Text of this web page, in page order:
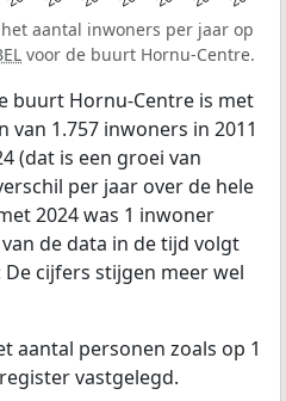
aantal inwoners per jaar op
voor de buurt Hornu-Centre.
buurt Hornu-Centre is met
1.757 inwoners in 2011
(dat is een groei van
per jaar over de hele
2024 was 1 inwoner
de data in de tijd volgt
cijfers stijgen meer wel
aantal personen zoals op 1
vastgelegd.